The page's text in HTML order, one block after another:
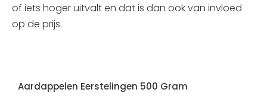
of iets hoger uitvalt en dat is dan ook van invloed
op de prijs.
Aardappelen Eerstelingen 500 Gram